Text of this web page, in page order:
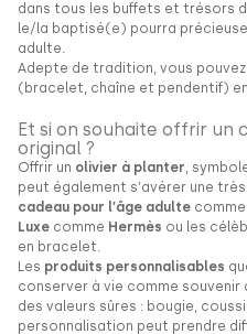
dans tous les buffets et trésors
le/la baptisé(e) pourra
adulte.
Adepte de tradition, vous
(bracelet, chaîne et pendentif) en
Et si on souhaite offrir un
original ?
Offrir un olivier à planter,
peut également s’avérer une
cadeau pour l’âge adulte comme
Luxe comme Hermès ou les
en bracelet.
Les produits personnalisables
conserver à vie comme
des valeurs sûres : bougie,
personnalisation peut prendre